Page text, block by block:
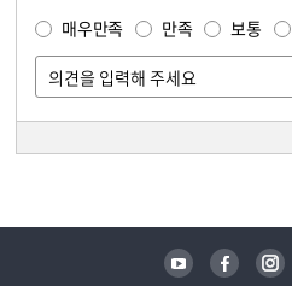
매우만족 만족 보통
유튜브 페이스북 인스타그램